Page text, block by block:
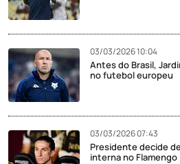
03/03/2026 10:04
Antes do Brasil,
no futebol europeu
03/03/2026 07:43
Presidente decide
interna no Flamengo